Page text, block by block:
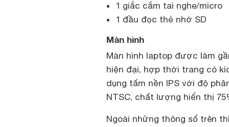
1 giắc cắm tai nghe/micro
1 đầu đọc thẻ nhớ SD
Màn hình
Màn hình laptop được làm
hiện đại, hợp thời trang có
dụng tấm nền IPS với độ
NTSC, chất lượng hiển thị
Ngoài những thông số trên